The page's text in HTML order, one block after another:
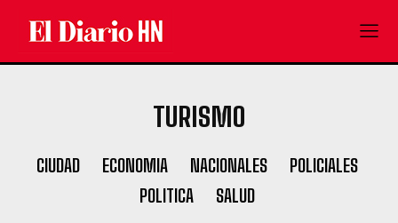
TURISMO
CIUDAD ECONOMIA NACIONALES
POLICIALES
POLITICA
SALUD